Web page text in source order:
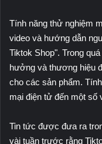
Tính năng thử nghiệm
video và hướng dẫn
Tiktok Shop". Trong
hưởng và thương hiệu
cho các sản phẩm.
mại điện tử đến một số
Tin tức được đưa ra
vài tuần trước rằng